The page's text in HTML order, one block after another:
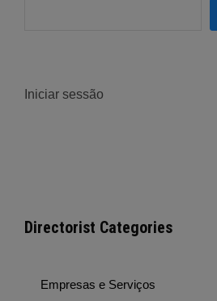
Iniciar sessão
Directorist Categories
Empresas e Serviços